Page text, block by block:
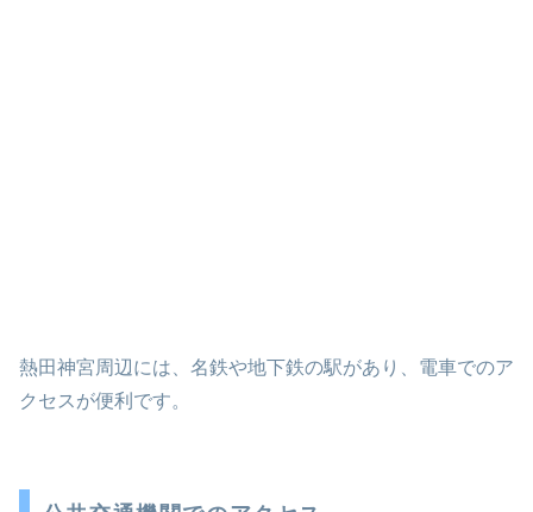
熱田神宮周辺には、名鉄や地下鉄の駅があり、電車でのア
クセスが便利です。